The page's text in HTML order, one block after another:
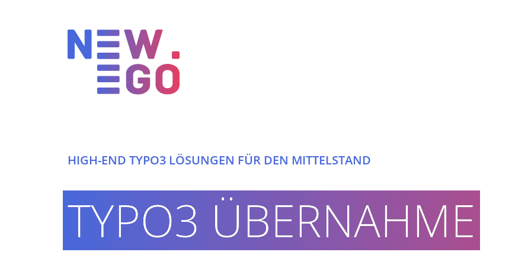
HIGH-END TYPO3 LÖSUNGEN
ERFOLGREICHE PROJEKTE
HIGH-END TYPO3 LÖSUNGEN FÜR DEN MITTELSTAND
TYPO3 ÜBERNAHME